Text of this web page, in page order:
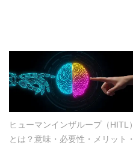
ヒューマンインザループ（HITL）
とは？意味・必要性・メリット・